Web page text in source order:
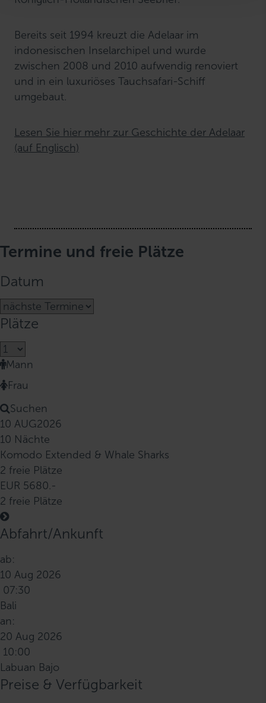
Bereits seit 1994 kreuzt die Adelaar im
indonesischen Inselarchipel und wurde
zwischen 2008 und 2010 aufwendig renoviert
und in ein luxuriöses Tauchsafari-Schiff
umgebaut.
Lesen Sie hier mehr zur Geschichte der Adelaar
(auf Englisch)
Termine und freie Plätze
Datum
Plätze
Mann
Frau
Suchen
10 AUG2026
10 Nächte
Komodo Extended & Whale Sharks
2 freie Plätze
EUR 5680.-
2 freie Plätze
Abfahrt/Ankunft
ab:
10 Aug 2026
07:30
Bali
an:
20 Aug 2026
10:00
Labuan Bajo
Preise & Verfügbarkeit